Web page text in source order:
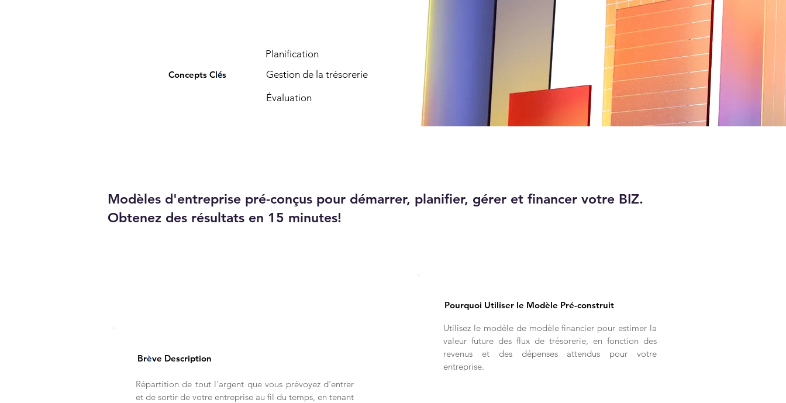
Concepts Clés
Planification
Gestion de la trésorerie
Évaluation
Modèles d'entreprise pré-conçus pour démarrer, planifier, gérer et financer votre BIZ.
Obtenez des résultats en 15 minutes!
Brève Description
Répartition de tout l'argent que vous prévoyez d'entrer
et de sortir de votre entreprise au fil du temps, en tenant
Pourquoi Utiliser le Modèle Pré-construit
Utilisez le modèle de modèle financier pour estimer la
valeur future des flux de trésorerie, en fonction des
revenus et des dépenses attendus pour votre
entreprise.